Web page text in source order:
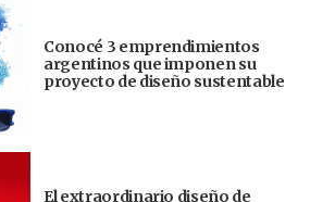
Conocé 3 emprendimientos
argentinos que imponen su
proyecto de diseño sustentable
El extraordinario diseño de